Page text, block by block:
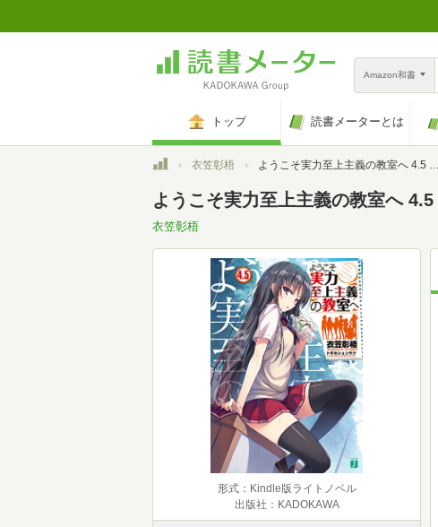
Amazon和書
トップ 読書メーターとは
トップ衣笠彰梧 ようこそ実力至上主義の教室へ 4.5 (MF文庫J)
ようこそ実力至上主義の教室へ
衣笠彰梧
形式：Kindle版ライトノベル
出版社：KADOKAWA